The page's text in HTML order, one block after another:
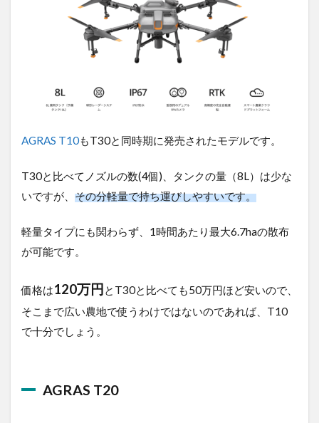
ないですが、 その分軽量で持ち運びしやすいです。
布が可能です。
で、そこまで広い農地で使うわけではないのであれ
ば、T10で十分でしょう。